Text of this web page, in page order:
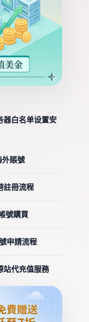
器白名单设置安
賬號
註冊流程
號購買
申請流程
站代充值服務